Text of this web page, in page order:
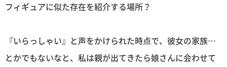
フィギュアに似た存在を紹介する場所？
『いらっしゃい』と声をかけられた時点で、彼女の家族…
とかでもないなと、私は親が出てきたら娘さんに会わせて